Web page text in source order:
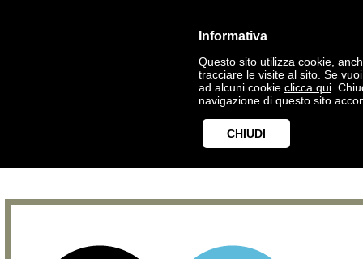
Informativa
Questo sito utilizza cookie,
tracciare le visite al sito. Se
ad alcuni cookie clicca qui .
navigazione di questo sito
CHIUDI